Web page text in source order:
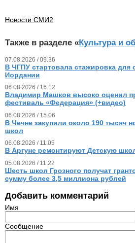
Новости СМИ2
Также в разделе «Культура и
07.08.2026 / 09.36
В ЧГПУ стартовала стажировка для
Иордании
06.08.2026 / 16.12
Владимир Машков высоко оценил
фестиваль «Федерация» (+видео)
06.08.2026 / 15.06
В Чечне закупили около 190 тысяч
школ
06.08.2026 / 11.05
В Аргуне ремонтируют Детскую
05.08.2026 / 11.22
Шесть школ Грозного получат
сумму более 3,5 миллиона рублей
Добавить комментарий
Имя
Сообщение